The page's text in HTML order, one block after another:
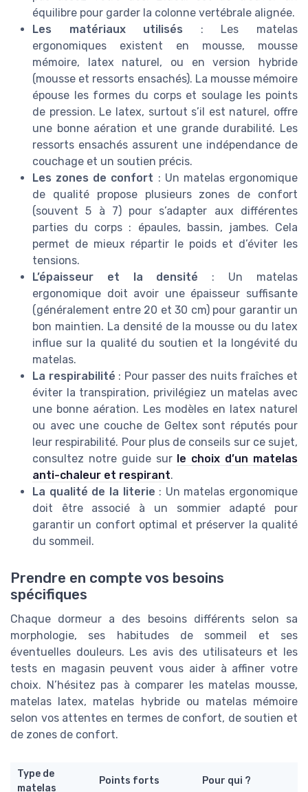
équilibre pour garder la colonne vertébrale alignée.
Les matériaux utilisés : Les matelas
ergonomiques existent en mousse, mousse
mémoire, latex naturel, ou en version hybride
(mousse et ressorts ensachés). La mousse mémoire
épouse les formes du corps et soulage les points
de pression. Le latex, surtout s’il est naturel, offre
une bonne aération et une grande durabilité. Les
ressorts ensachés assurent une indépendance de
couchage et un soutien précis.
Les zones de confort : Un matelas ergonomique
de qualité propose plusieurs zones de confort
(souvent 5 à 7) pour s’adapter aux différentes
parties du corps : épaules, bassin, jambes. Cela
permet de mieux répartir le poids et d’éviter les
tensions.
L’épaisseur et la densité : Un matelas
ergonomique doit avoir une épaisseur suffisante
(généralement entre 20 et 30 cm) pour garantir un
bon maintien. La densité de la mousse ou du latex
influe sur la qualité du soutien et la longévité du
matelas.
La respirabilité : Pour passer des nuits fraîches et
éviter la transpiration, privilégiez un matelas avec
une bonne aération. Les modèles en latex naturel
ou avec une couche de Geltex sont réputés pour
leur respirabilité. Pour plus de conseils sur ce sujet,
consultez notre guide sur le choix d’un matelas
anti-chaleur et respirant.
La qualité de la literie : Un matelas ergonomique
doit être associé à un sommier adapté pour
garantir un confort optimal et préserver la qualité
du sommeil.
Prendre en compte vos besoins
spécifiques
Chaque dormeur a des besoins différents selon sa
morphologie, ses habitudes de sommeil et ses
éventuelles douleurs. Les avis des utilisateurs et les
tests en magasin peuvent vous aider à affiner votre
choix. N’hésitez pas à comparer les matelas mousse,
matelas latex, matelas hybride ou matelas mémoire
selon vos attentes en termes de confort, de soutien et
de zones de confort.
Type de
matelas
Points forts Pour qui ?